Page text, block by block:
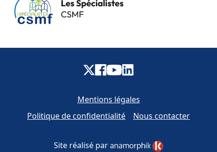
Mentions légales
Politique de confidentialité
Nous contacter
Site réalisé par